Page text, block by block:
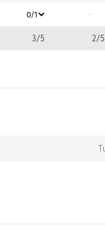
0/1 -
3/5 2/5